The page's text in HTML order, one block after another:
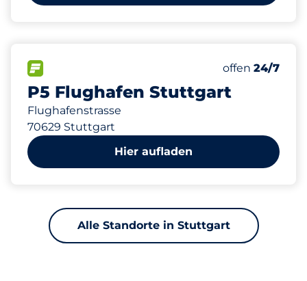
P5 Flughafen Stuttgart
Flughafenstrasse
70629 Stuttgart
Anzahl der
Gesamtplätze
Stellplätze
Samstag
offen 24/7
Hier aufladen
Alle Standorte in Stuttgart